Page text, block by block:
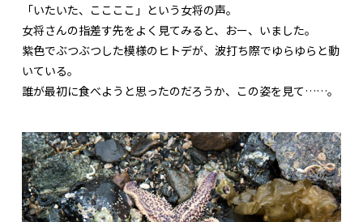
「いたいた、ここここ」という女将の声。
女将さんの指差す先をよく見てみると、おー、いました。
紫色でぶつぶつした模様のヒトデが、波打ち際でゆらゆらと動
いている。
誰が最初に食べようと思ったのだろうか、この姿を見て……。